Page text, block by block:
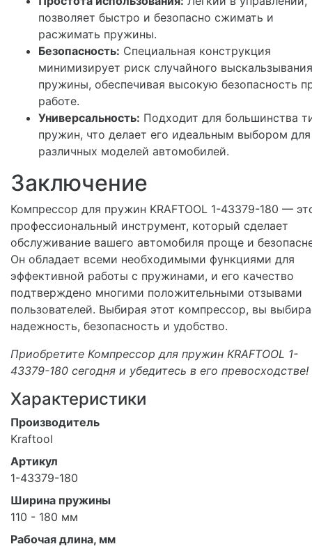
позволяет быстро и безопасно сжимать и
расжимать пружины.
Безопасность: Специальная конструкция
минимизирует риск случайного выскальзывания
пружины, обеспечивая высокую безопасность
работе.
Универсальность: Подходит для большинства
пружин, что делает его идеальным выбором для
различных моделей автомобилей.
Заключение
Компрессор для пружин KRAFTOOL 1-43379-180 —
профессиональный инструмент, который сделает
обслуживание вашего автомобиля проще и
Он обладает всеми необходимыми функциями для
эффективной работы с пружинами, и его качество
подтверждено многими положительными отзывами
пользователей. Выбирая этот компрессор, вы
надежность, безопасность и удобство.
Приобретите Компрессор для пружин KRAFTOOL 1-
43379-180 сегодня и убедитесь в его превосходстве!
Характеристики
Производитель
Kraftool
Артикул
1-43379-180
Ширина пружины
110 - 180 мм
Рабочая длина, мм